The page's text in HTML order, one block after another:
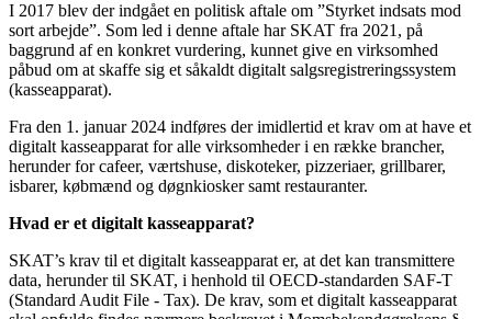
I 2017 blev der indgået en politisk aftale om ”Styrket indsats mod
sort arbejde”. Som led i denne aftale har SKAT fra 2021, på
baggrund af en konkret vurdering, kunnet give en virksomhed
påbud om at skaffe sig et såkaldt digitalt salgsregistreringssystem
(kasseapparat).
Fra den 1. januar 2024 indføres der imidlertid et krav om at have et
digitalt kasseapparat for alle virksomheder i en række brancher,
herunder for cafeer, værtshuse, diskoteker, pizzeriaer, grillbarer,
isbarer, købmænd og døgnkiosker samt restauranter.
Hvad er et digitalt kasseapparat?
SKAT’s krav til et digitalt kasseapparat er, at det kan transmittere
data, herunder til SKAT, i henhold til OECD-standarden SAF-T
(Standard Audit File - Tax). De krav, som et digitalt kasseapparat